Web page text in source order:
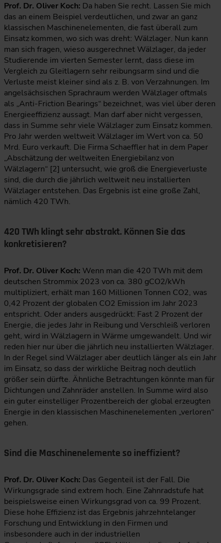
Prof. Dr. Oliver Koch: Da haben Sie recht. Lassen Sie mich
das an einem Beispiel verdeutlichen, und zwar an ganz
klassischen Maschinenelementen, die fast überall zum
Einsatz kommen, wo sich was dreht: Wälzlager. Nun kann
man sich fragen, wieso ausgerechnet Wälzlager, da jeder
Studierende im vierten Semester lernt, dass diese im
Vergleich zu Gleitlagern sehr reibungsarm sind und die
Verluste meist kleiner sind als z. B. von Verzahnungen. Im
angelsächsischen Sprachraum werden Wälzlager oftmals
als „Anti-Friction Bearings“ bezeichnet, was viel über deren
Energieeffizienz aussagt. Man darf aber nicht vergessen,
dass in Summe sehr viele Wälzlager zum Einsatz kommen.
Pro Jahr werden weltweit Wälzlager im Wert von ca. 50
Mrd. Euro verkauft. Die Firma Schaeffler hat in dem Paper
„Abschätzung der weltweiten Energiebilanz von
Wälzlagern“ [2] untersucht, wie groß die Energieverluste
sind, die durch die jährlich weltweit neu installierten
Wälzlager entstehen. Das Ergebnis ist eine große Zahl,
nämlich 420 TWh.
420 TWh klingt sehr abstrakt. Können Sie das
konkretisieren?
Prof. Dr. Oliver Koch: Wenn man die 420 TWh mit dem
deutschen Strommix 2023 von ca. 380 gCO2/kWh
multipliziert, erhält man 160 Millionen Tonnen CO2, was
0,42 Prozent der globalen CO2 Emission im Jahr 2023
entspricht. Oder anders ausgedrückt: Fast 2 Prozent der
Energie, die jedes Jahr in Reibung und Verschleiß verloren
geht, wird in Wälzlagern in Wärme umgewandelt. Und wir
reden hier nur über die jährlich neu installierten Wälzlager.
In der Regel sind Wälzlager aber deutlich länger als ein Jahr
im Einsatz, so dass der wirkliche Beitrag noch deutlich
größer sein dürfte. Ähnliche Betrachtungen könnte man für
Dichtungen und Zahnräder anstellen. In Summe wird also
ein guter einstelliger Prozentbereich der global erzeugten
Energie in den klassischen Maschinenelementen „verloren“
gehen.
Sind die Maschinenelemente so ineffizient?
Prof. Dr. Oliver Koch: Das Gegenteil ist der Fall. Die
Wirkungsgrade sind extrem hoch. Eine Zahnradstufe hat
beispielsweise einen Wirkungsgrad von ca. 99 Prozent.
Diese hohe Effizienz ist das Ergebnis jahrzehntelanger
Forschung und Entwicklung in den Firmen und
insbesondere auch in der industriellen